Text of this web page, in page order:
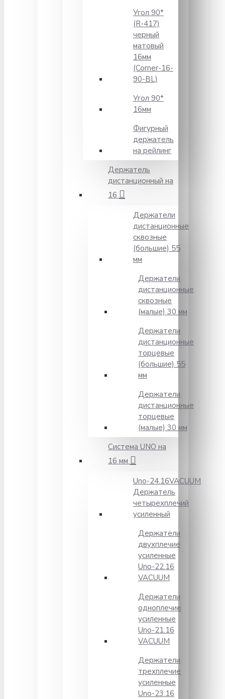
Угол 90*
(R-417)
черный
матовый
16мм
(Corner-16-
90-BL)
Угол 90*
16мм
Фигурный
держатель
на рейлинг
Держатель
дистанционный на
16
Держатели
дистанционные
сквозные
(большие) 55
мм
Держатели
дистанционные
сквозные
(малые) 30 мм
Держатели
дистанционные
торцевые
(большие) 55
мм
Держатели
дистанционные
торцевые
(малые) 30 мм
Система UNO на
16 мм
Unо-24.16VACUUM
Держатель
четырехплечий
усиленный
Держатели
двухплечие
усиленные
Unо-22.16
VACUUM
Держатели
одноплечие
усиленные
Uno-21.16
VACUUM
Держатели
трехплечие
усиленные
Unо-23.16